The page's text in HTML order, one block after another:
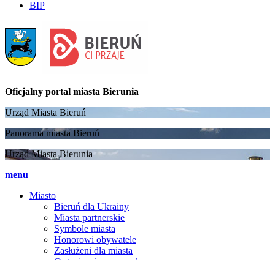
BIP
Oficjalny portal miasta Bierunia
Urząd Miasta Bieruń
Panorama miasta Bieruń
Urząd Miasta Bierunia
menu
Miasto
Bieruń dla Ukrainy
Miasta partnerskie
Symbole miasta
Honorowi obywatele
Zasłużeni dla miasta